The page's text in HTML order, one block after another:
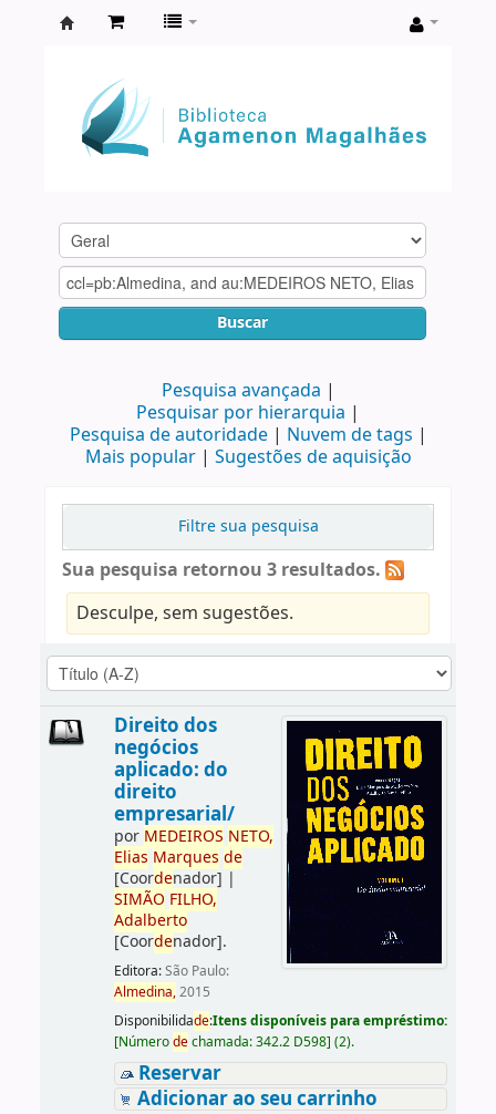
Agamenon
Magalhães
Buscar
Pesquisa avançada
Pesquisar por hierarquia
Pesquisa de autoridade
Nuvem de tags
Mais popular
Sugestões de aquisição
Filtre sua pesquisa
Sua pesquisa retornou 3 resultados.
Desculpe, sem sugestões.
Direito dos
negócios
aplicado: do
direito
empresarial/
por MEDEIROS NETO,
Elias Marques de
[Coordenador] |
SIMÃO FILHO,
Adalberto
[Coordenador].
Editora:São Paulo:
Almedina,2015
Disponibilidade:Itens disponíveis para empréstimo:
[Númerodechamada:342.2 D598] (2).
Reservar
Adicionar ao seu carrinho